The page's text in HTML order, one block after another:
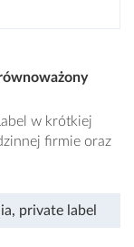
w krótkiej
firmie oraz
, private label